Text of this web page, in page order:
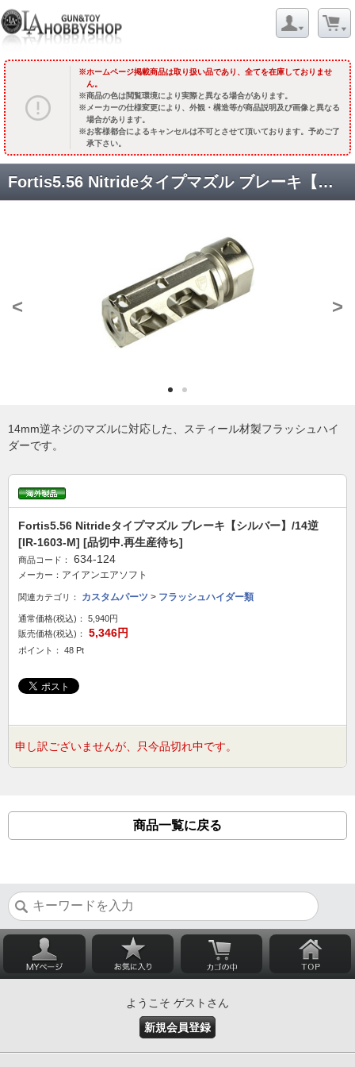
ホームページ掲載商品は取り扱い品であり、全てを在庫しておりませ
ん。
商品の色は閲覧環境により実際と異なる場合があります。
メーカーの仕様変更により、外観・構造等が商品説明及び画像と異なる
場合があります。
お客様都合によるキャンセルは不可とさせて頂いております。予めご了
承下さい。
Fortis5.56 Nitrideタイプマズル ブレーキ【シルバー】/14逆 [IR-1603-M] [品切中.再生産待ち]
< >
14mm逆ネジのマズルに対応した、スティール材製フラッシュハイ
ダーです。
Fortis5.56 Nitrideタイプマズル ブレーキ【シルバー】/14逆
[IR-1603-M] [品切中.再生産待ち]
商品コード： 634-124
メーカー： アイアンエアソフト
関連カテゴリ： カスタムパーツ > フラッシュハイダー類
通常価格(税込)：
5,940円
販売価格(税込)：
5,346円
ポイント： 48 Pt
申し訳ございませんが、只今品切れ中です。
商品一覧に戻る
ようこそ ゲストさん
新規会員登録